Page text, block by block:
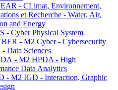
- CLimat, Environnement,
et Recherche - Water, Air,
and Energy
- Cyber Physical System
- M2 Cyber - Cybersecurity
Data Sciences
- M2 HPDA - High
Data Analytics
- M2 IGD - Interaction, Graphic